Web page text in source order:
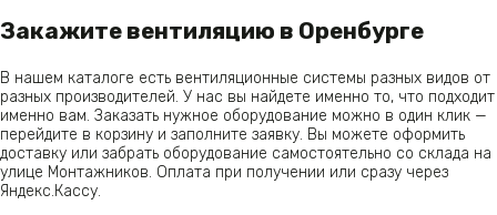
Закажите вентиляцию в Оренбурге
В нашем каталоге есть вентиляционные системы разных видов от
разных производителей. У нас вы найдете именно то, что подходит
именно вам. Заказать нужное оборудование можно в один клик —
перейдите в корзину и заполните заявку. Вы можете оформить
доставку или забрать оборудование самостоятельно со склада на
улице Монтажников. Оплата при получении или сразу через
Яндекс.Кассу.